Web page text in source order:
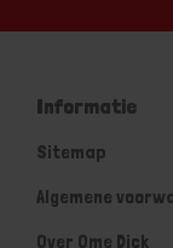
Informatie
Sitemap
Algemene
Over Ome Dick